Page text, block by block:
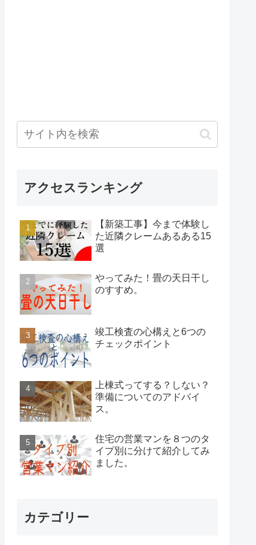
アクセスランキング
【新築工事】今まで体験し
た近隣クレームあるある15
選
やってみた！畳の天日干し
のすすめ。
竣工検査の心構えと6つの
チェックポイント
上棟式ってする？しない？
準備についてのアドバイ
ス。
住宅の営業マンを８つのタ
イプ別に分けて紹介してみ
ました。
カテゴリー